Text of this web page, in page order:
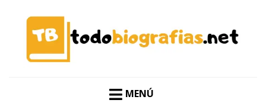
TODO BIOGRAFÍAS
MENÚ